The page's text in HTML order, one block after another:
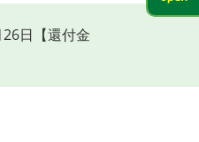
日【還付金